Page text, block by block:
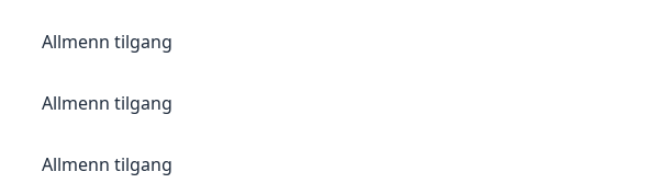
Allmenn tilgang
Allmenn tilgang
Allmenn tilgang